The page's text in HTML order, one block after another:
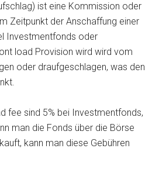
ist eine Kommission oder
Zeitpunkt der Anschaffung einer
Investmentfonds oder
load Provision wird wird vom
oder draufgeschlagen, was den
fee sind 5% bei Investmentfonds,
man die Fonds über die Börse
kauft, kann man diese Gebühren